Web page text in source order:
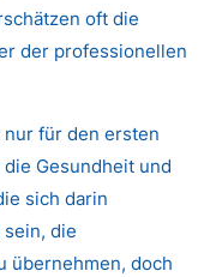
oft die
der professionellen
für den ersten
Gesundheit und
sich darin
die
übernehmen, doch